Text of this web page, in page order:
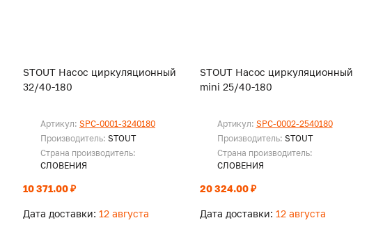
STOUT Насос циркуляционный
32/40-180
Артикул: SPC-0001-3240180
Производитель: STOUT
Страна производитель:
СЛОВЕНИЯ
10 371.00 ₽
Дата доставки: 12 августа
STOUT Насос циркуляционный
mini 25/40-180
Артикул: SPC-0002-2540180
Производитель: STOUT
Страна производитель:
СЛОВЕНИЯ
20 324.00 ₽
Дата доставки: 12 августа